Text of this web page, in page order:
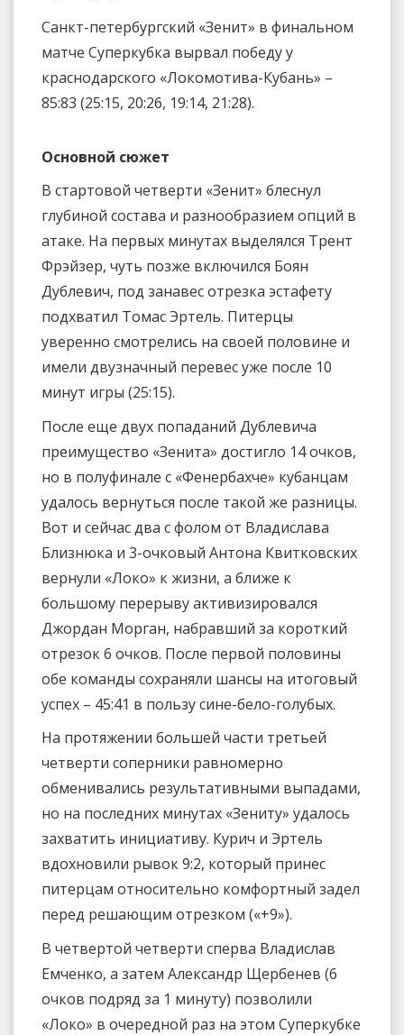
Санкт-петербургский «Зенит» в финальном
матче Суперкубка вырвал победу у
краснодарского «Локомотива-Кубань» –
85:83 (25:15, 20:26, 19:14, 21:28).
Основной сюжет
В стартовой четверти «Зенит» блеснул
глубиной состава и разнообразием опций в
атаке. На первых минутах выделялся Трент
Фрэйзер, чуть позже включился Боян
Дублевич, под занавес отрезка эстафету
подхватил Томас Эртель. Питерцы
уверенно смотрелись на своей половине и
имели двузначный перевес уже после 10
минут игры (25:15).
После еще двух попаданий Дублевича
преимущество «Зенита» достигло 14 очков,
но в полуфинале с «Фенербахче» кубанцам
удалось вернуться после такой же разницы.
Вот и сейчас два с фолом от Владислава
Близнюка и 3-очковый Антона Квитковских
вернули «Локо» к жизни, а ближе к
большому перерыву активизировался
Джордан Морган, набравший за короткий
отрезок 6 очков. После первой половины
обе команды сохраняли шансы на итоговый
успех – 45:41 в пользу сине-бело-голубых.
На протяжении большей части третьей
четверти соперники равномерно
обменивались результативными выпадами,
но на последних минутах «Зениту» удалось
захватить инициативу. Курич и Эртель
вдохновили рывок 9:2, который принес
питерцам относительно комфортный задел
перед решающим отрезком («+9»).
В четвертой четверти сперва Владислав
Емченко, а затем Александр Щербенев (6
очков подряд за 1 минуту) позволили
«Локо» в очередной раз на этом Суперкубке